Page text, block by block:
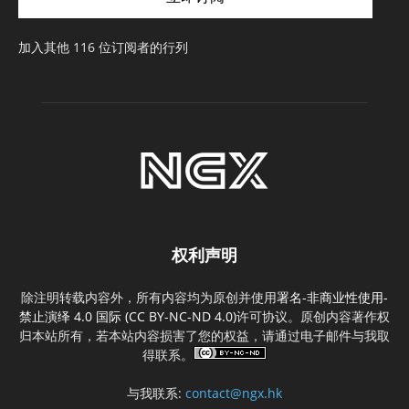
址
加入其他 116 位订阅者的行列
权利声明
除注明转载内容外，所有内容均为原创并使用署名-非商业性使用-
禁止演绎 4.0 国际 (CC BY-NC-ND 4.0)许可协议。原创内容著作权
归本站所有，若本站内容损害了您的权益，请通过电子邮件与我取
得联系。
与我联系: contact@ngx.hk